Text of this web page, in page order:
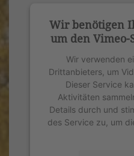
Wir benötigen
um den Vimeo-
Wir verwenden
Drittanbieters, um
Dieser Service
Aktivitäten
Details durch und
des Service zu, um